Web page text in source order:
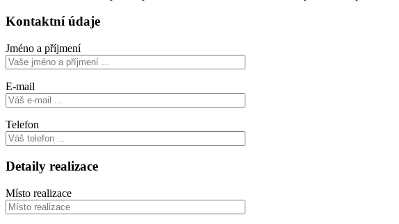
Kontaktní údaje
Jméno a příjmení
E-mail
Telefon
Detaily realizace
Místo realizace